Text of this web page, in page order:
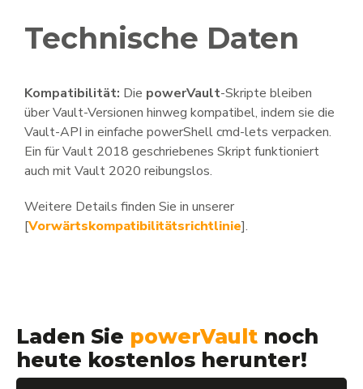
Technische Daten
Kompatibilität: Die powerVault-Skripte bleiben
über Vault-Versionen hinweg kompatibel, indem sie die
Vault-API in einfache powerShell cmd-lets verpacken.
Ein für Vault 2018 geschriebenes Skript funktioniert
auch mit Vault 2020 reibungslos.
Weitere Details finden Sie in unserer
[Vorwärtskompatibilitätsrichtlinie].
Laden Sie powerVault noch
heute kostenlos herunter!